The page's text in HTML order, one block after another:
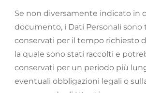
Se non diversamente indicato in
documento, i Dati Personali sono
conservati per il tempo richiesto
la quale sono stati raccolti e
conservati per un periodo più
eventuali obbligazioni legali o